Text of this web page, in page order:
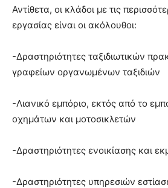
Αντίθετα, οι κλάδοι με τις
εργασίας είναι οι ακόλουθοι:
-Δραστηριότητες ταξιδιωτικών
γραφείων οργανωμένων ταξιδιών
-Λιανικό εμπόριο, εκτός από το
οχημάτων και μοτοσικλετών
-Δραστηριότητες ενοικίασης και
-Δραστηριότητες υπηρεσιών